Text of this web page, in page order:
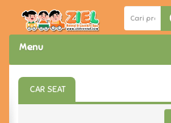
Menu
CAR SEAT